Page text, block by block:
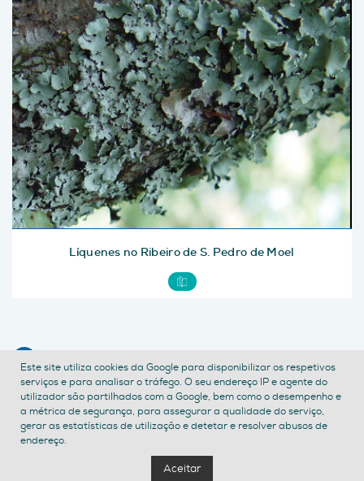
Líquenes no Ribeiro de S. Pedro de Moel
POLÍTICA DE PRIVACIDADETERMOS E CONDIÇÕES
ACESSIBILIDADE
Este site utiliza cookies da Google para disponibilizar os respetivos
serviços e para analisar o tráfego. O seu endereço IP e agente do
utilizador são partilhados com a Google, bem como o desempenho e
a métrica de segurança, para assegurar a qualidade do serviço,
gerar as estatísticas de utilização e detetar e resolver abusos de
endereço.
Aceitar